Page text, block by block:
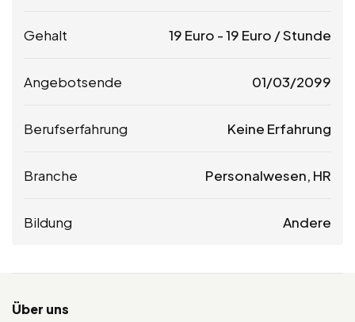
Gehalt 19 Euro -19 Euro / Stunde
Angebotsende 01/03/2099
Berufserfahrung Keine Erfahrung
Branche Personalwesen, HR
Bildung Andere
Über uns